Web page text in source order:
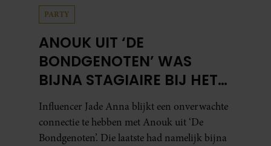
PARTY
ANOUK UIT ‘DE
BONDGENOTEN’ WAS
BIJNA STAGIAIRE BIJ HET
MERK VAN JADE ANNA
Influencer Jade Anna blijkt een onverwachte
connectie te hebben met Anouk uit ‘De
Bondgenoten’. Die laatste had namelijk bijna